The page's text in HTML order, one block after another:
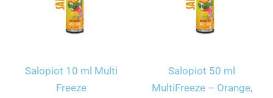
Salopiot 10 ml Multi
Freeze
Salopiot 50 ml
MultiFreeze – Orange,